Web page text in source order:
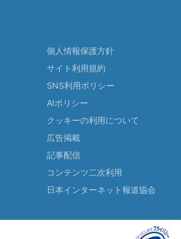
個人情報保護方針
サイト利用規約
SNS利用ポリシー
AIポリシー
クッキーの利用について
広告掲載
記事配信
コンテンツ二次利用
日本インターネット報道協会